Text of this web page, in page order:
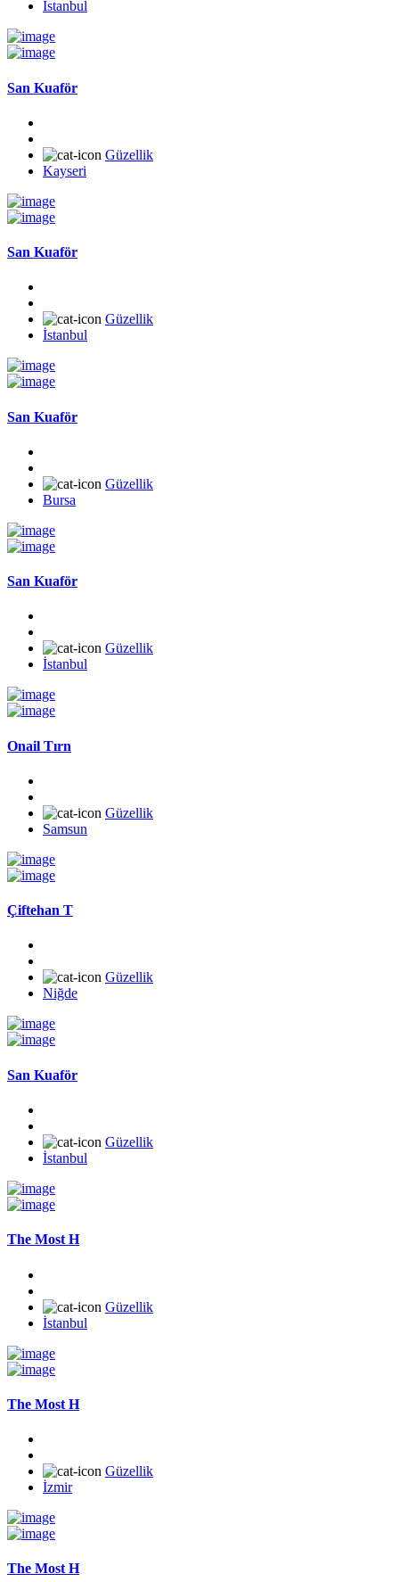
İstanbul
San Kuaför
Güzellik
Kayseri
San Kuaför
Güzellik
İstanbul
San Kuaför
Güzellik
Bursa
San Kuaför
Güzellik
İstanbul
Onail Tırn
Güzellik
Samsun
Çiftehan T
Güzellik
Niğde
San Kuaför
Güzellik
İstanbul
The Most H
Güzellik
İstanbul
The Most H
Güzellik
İzmir
The Most H